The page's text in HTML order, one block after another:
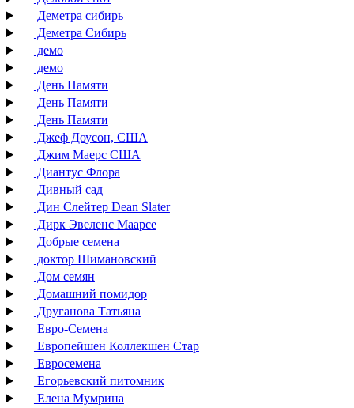
Деметра сибирь
Деметра Сибирь
демо
демо
День Памяти
День Памяти
День Памяти
Джеф Доусон, США
Джим Маерс США
Диантус Флора
Дивный сад
Дин Слейтер Dean Slater
Дирк Эвеленс Маарсе
Добрые семена
доктор Шимановский
Дом семян
Домашний помидор
Друганова Татьяна
Евро-Семена
Европейшен Коллекшен Стар
Евросемена
Егорьевский питомник
Елена Мумрина